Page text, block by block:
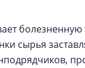
сырья